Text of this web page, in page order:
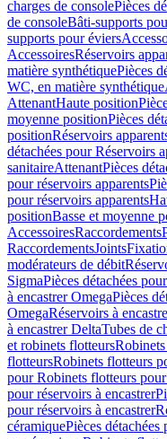
charges de consolePièces
de consoleBâti-supports
supports pour éviers
AccessoiresRéservoirs
matière synthétiquePièces
WC, en matière synthétique
AttenantHaute position
moyenne positionPièces
positionRéservoirs
détachées pour Réservoirs
sanitaireAttenantPièces
pour réservoirs apparents
pour réservoirs apparents
positionBasse et moyenne
AccessoiresRaccordements
RaccordementsJoints
modérateurs de débit
SigmaPièces détachées
à encastrer OmegaPièces
OmegaRéservoirs à
à encastrer DeltaTubes de
et robinets flotteurs
flotteursRobinets flotteurs
pour Robinets flotteurs
pour réservoirs à encastrer
pour réservoirs à encastrer
céramiquePièces